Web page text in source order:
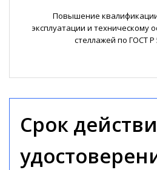
Повышение
эксплуатации и техническому
стеллажей по ГОСТ Р
Срок